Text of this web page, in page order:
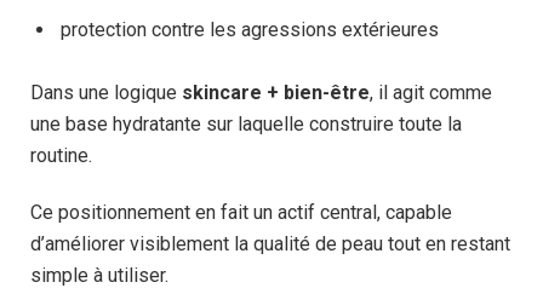
protection contre les agressions extérieures
Dans une logique skincare + bien-être, il agit comme
une base hydratante sur laquelle construire toute la
routine.
Ce positionnement en fait un actif central, capable
d’améliorer visiblement la qualité de peau tout en restant
simple à utiliser.